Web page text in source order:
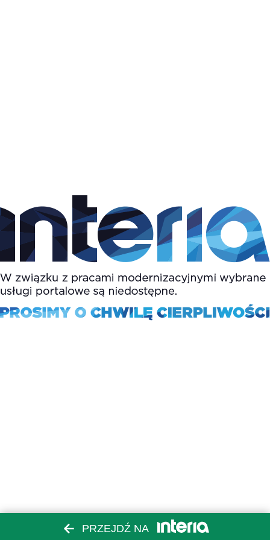
PRZEJDŹ NA